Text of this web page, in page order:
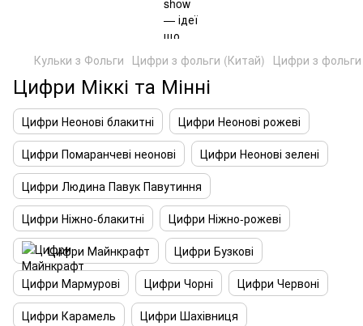
Кульки з Фольги Цифри з фольги (Китай) Цифри з
Цифри Міккі та Мінні
Цифри Неонові блакитні
Цифри Неонові рожеві
Цифри Помаранчеві неонові
Цифри Неонові зелені
Цифри Людина Павук Павутиння
Цифри Ніжно-блакитні
Цифри Ніжно-рожеві
Цифри Майнкрафт
Цифри Бузкові
Цифри Мармурові
Цифри Чорні
Цифри Червоні
Цифри Карамель
Цифри Шахівниця